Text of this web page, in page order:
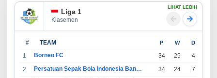
Liga 1
Klasemen
LIHAT LEBIH
# TEAM P W D
1 Borneo FC 34 25 4
2
Persatuan Sepak Bola Indonesia Bandung 34 24 7